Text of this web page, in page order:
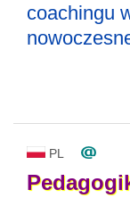
coachingu
PL